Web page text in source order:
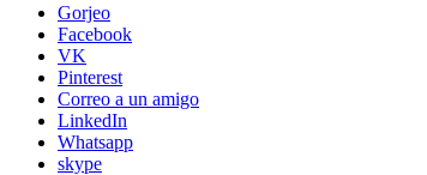
Gorjeo
Facebook
VK
Pinterest
Correo a un amigo
LinkedIn
Whatsapp
skype